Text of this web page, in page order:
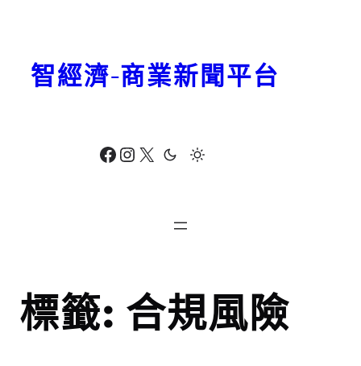
Facebook Instagram X
智經濟-商業新聞平台
標籤: 合規風險